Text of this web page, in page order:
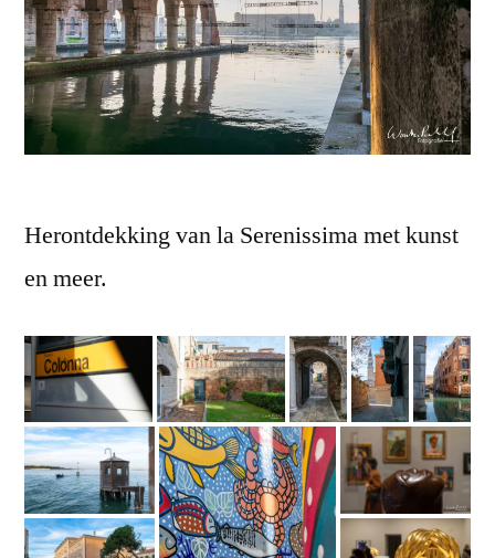
Herontdekking van la Serenissima met kunst
en meer.